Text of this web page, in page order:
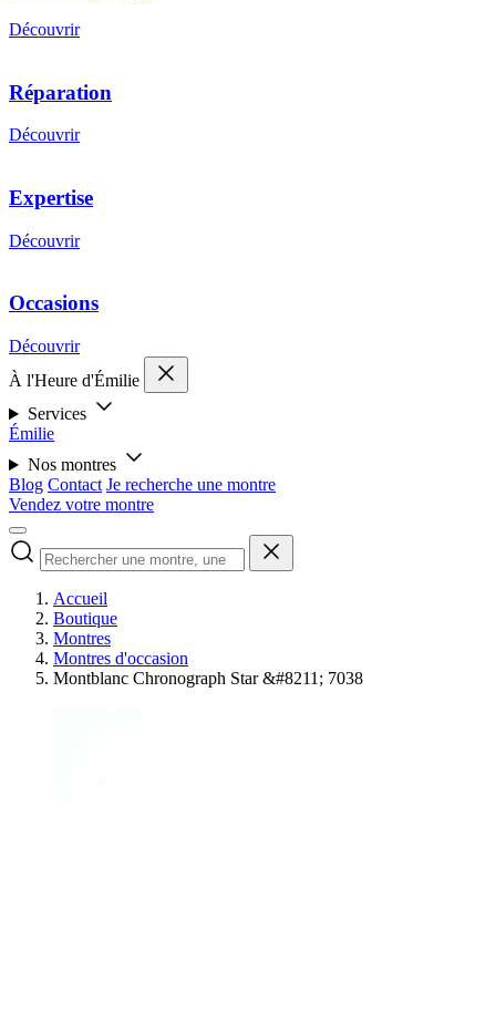
Découvrir
Réparation
Découvrir
Expertise
Découvrir
Occasions
Découvrir
À l'Heure d'Émilie
Services
Émilie
Nos montres
Blog Contact Je recherche une montre
Vendez votre montre
Accueil
Boutique
Montres
Montres d'occasion
Montblanc Chronograph Star &#8211; 7038